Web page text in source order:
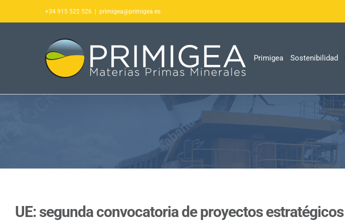
al
+34 915 522 526 | primigea@primigea.es
Primigea Sostenibilidad
UE: segunda convocatoria de proyectos estratégicos